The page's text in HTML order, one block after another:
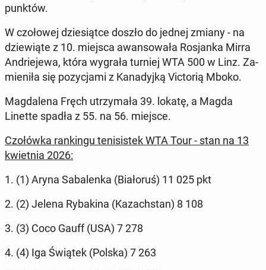
punktów.
W czo­ło­wej dzie­siąt­ce doszło do jednej zmiany - na
dzie­wią­te z 10. miejsca awan­so­wa­ła Ro­sjan­ka Mirra
An­drie­je­wa, która wygrała turniej WTA 500 w Linz. Za­
mie­ni­ła się po­zy­cja­mi z Ka­na­dyj­ką Vic­to­rią Mboko.
Mag­da­le­na Fręch utrzy­ma­ła 39. lokatę, a Magda
Linette spadła z 55. na 56. miejsce.
Czo­łów­ka ran­kin­gu te­ni­si­stek WTA Tour - stan na 13
kwiet­nia 2026:
1. (1) Aryna Sa­ba­len­ka (Bia­ło­ruś) 11 025 pkt
2. (2) Jelena Ry­ba­ki­na (Ka­zach­stan) 8 108
3. (3) Coco Gauff (USA) 7 278
4. (4) Iga Świątek (Polska) 7 263